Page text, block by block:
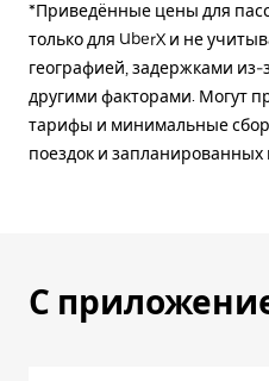
*Приведённые цены для
только для UberX и не
географией, задержками
другими факторами. Могут
тарифы и минимальные
поездок и запланированных
С